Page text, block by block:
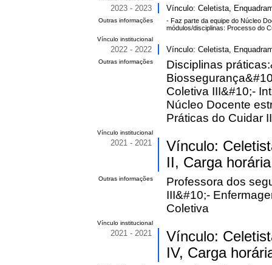
2023 - 2023 Vínculo: Celetista,
Outras informações
- Faz parte da equipe do Núcleo
módulos/disciplinas: Processo do
Vínculo institucional
2022 - 2022 Vínculo: Celetista,
Outras informações
Disciplinas
Coletiva III&#10;-
Núcleo Docente
Práticas do Cuidar
Vínculo institucional
2021 - 2021
Vínculo:
II, Carga
Outras informações
Professora dos
III&#10;-
Coletiva
Vínculo institucional
2021 - 2021
Vínculo:
IV, Carga